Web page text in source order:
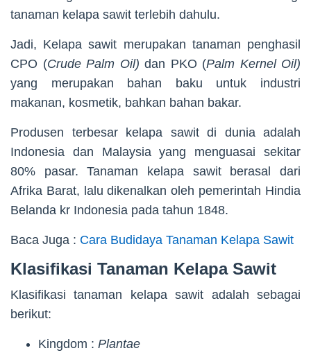
tanaman kelapa sawit terlebih dahulu.
Jadi, Kelapa sawit merupakan tanaman penghasil
CPO (Crude Palm Oil) dan PKO (Palm Kernel Oil)
yang merupakan bahan baku untuk industri
makanan, kosmetik, bahkan bahan bakar.
Produsen terbesar kelapa sawit di dunia adalah
Indonesia dan Malaysia yang menguasai sekitar
80% pasar. Tanaman kelapa sawit berasal dari
Afrika Barat, lalu dikenalkan oleh pemerintah Hindia
Belanda kr Indonesia pada tahun 1848.
Baca Juga : Cara Budidaya Tanaman Kelapa Sawit
Klasifikasi Tanaman Kelapa Sawit
Klasifikasi tanaman kelapa sawit adalah sebagai
berikut:
Kingdom : Plantae